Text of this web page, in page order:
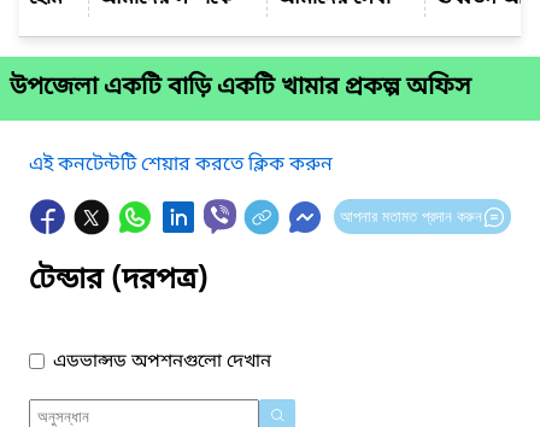
উপজেলা একটি বাড়ি একটি খামার প্রকল্প অফিস
এই কনটেন্টটি শেয়ার করতে ক্লিক করুন
আপনার মতামত প্রদান করুন
টেন্ডার (দরপত্র)
এডভান্সড অপশনগুলো দেখান